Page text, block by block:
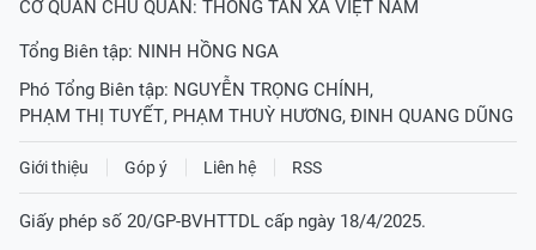
CƠ QUAN CHỦ QUẢN: THÔNG TẤN XÃ VIỆT NAM
Tổng Biên tập: NINH HỒNG NGA
Phó Tổng Biên tập: NGUYỄN TRỌNG CHÍNH ,
PHẠM THỊ TUYẾT, PHẠM THUỲ HƯƠNG, ĐINH QUANG DŨNG
Giới thiệu Góp ý Liên hệ RSS
Giấy phép số 20/GP-BVHTTDL cấp ngày 18/4/2025.